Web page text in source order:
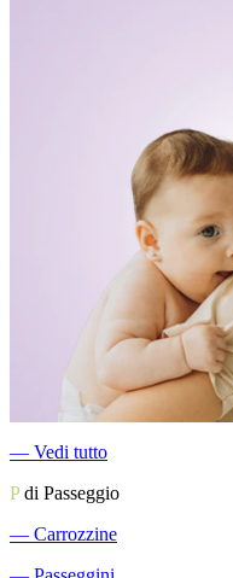
― Vedi tutto
Pdi Passeggio
― Carrozzine